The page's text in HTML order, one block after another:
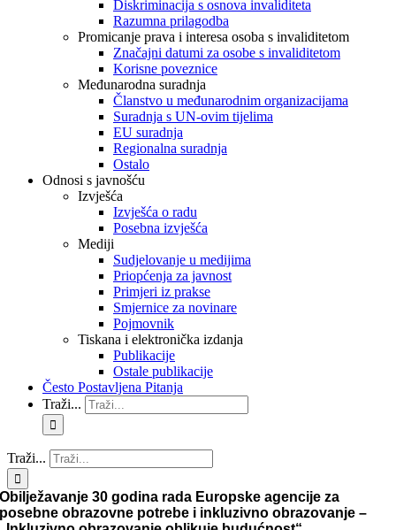
Diskriminacija s osnova invaliditeta
Razumna prilagodba
Promicanje prava i interesa osoba s invaliditetom
Značajni datumi za osobe s invaliditetom
Korisne poveznice
Međunarodna suradnja
Članstvo u međunarodnim organizacijama
Suradnja s UN-ovim tijelima
EU suradnja
Regionalna suradnja
Ostalo
Odnosi s javnošću
Izvješća
Izvješća o radu
Posebna izvješća
Mediji
Sudjelovanje u medijima
Priopćenja za javnost
Primjeri iz prakse
Smjernice za novinare
Pojmovnik
Tiskana i elektronička izdanja
Publikacije
Ostale publikacije
Često Postavljena Pitanja
Traži...
Traži...
Obilježavanje 30 godina rada Europske agencije za
posebne obrazovne potrebe i inkluzivno obrazovanje –